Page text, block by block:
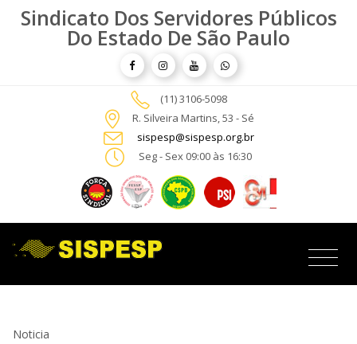
Sindicato Dos Servidores Públicos
Do Estado De São Paulo
(11) 3106-5098
R. Silveira Martins, 53 - Sé
sispesp@sispesp.org.br
Seg - Sex 09:00 às 16:30
Noticia